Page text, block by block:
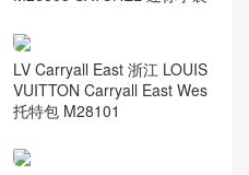
LV Carryall East 浙江 LOUIS
VUITTON Carryall East Wes
托特包 M28101